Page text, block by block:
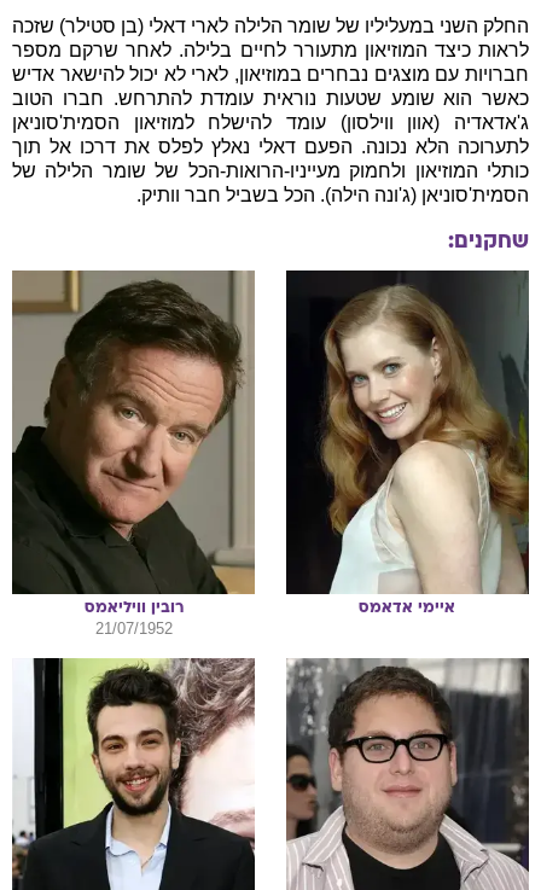
החלק השני במעליליו של שומר הלילה לארי דאלי (בן סטילר) שזכה
לראות כיצד המוזיאון מתעורר לחיים בלילה. לאחר שרקם מספר
חברויות עם מוצגים נבחרים במוזיאון, לארי לא יכול להישאר אדיש
כאשר הוא שומע שטעות נוראית עומדת להתרחש. חברו הטוב
ג'אדאדיה (אוון ווילסון) עומד להישלח למוזיאון הסמית'סוניאן
לתערוכה הלא נכונה. הפעם דאלי נאלץ לפלס את דרכו אל תוך
כותלי המוזיאון ולחמוק מעייניו-הרואות-הכל של שומר הלילה של
הסמית'סוניאן (ג'ונה הילה). הכל בשביל חבר וותיק.
שחקנים:
איימי אדאמס רובין וויליאמס
21/07/1952